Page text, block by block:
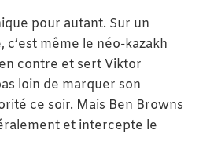
pour autant. Sur un
même le néo-kazakh
contre et sert Viktor
loin de marquer son
ce soir. Mais Ben Browns
et intercepte le